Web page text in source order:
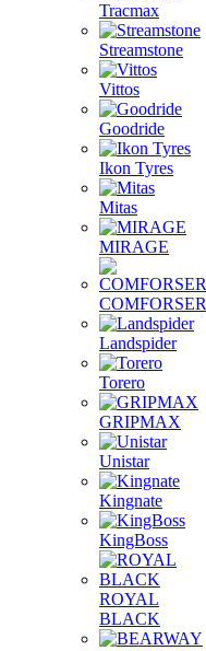
Tracmax
Streamstone
Vittos
Goodride
Ikon Tyres
Mitas
MIRAGE
COMFORSER
Landspider
Torero
GRIPMAX
Unistar
Kingnate
KingBoss
ROYAL
BLACK